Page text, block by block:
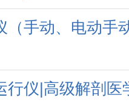
（手动、电动手
行仪|高级解剖医